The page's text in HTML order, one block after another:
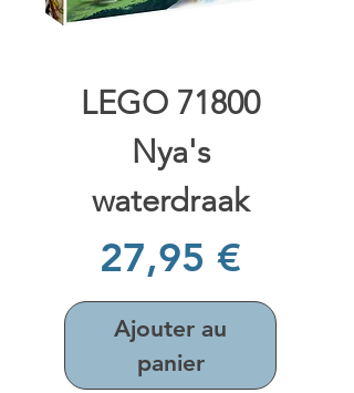
LEGO 71800
Nya's
waterdraak
Prix
27,95 €
Ajouter au
panier